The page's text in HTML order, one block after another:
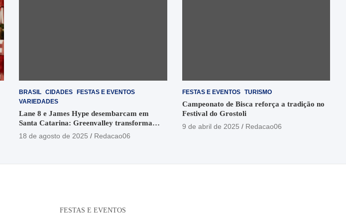
BRASIL CIDADES
FESTAS E EVENTOS
VARIEDADES
Lane 8 e James Hype desembarcam em
Santa Catarina: Greenvalley transforma
setembro e outubro com fusões sonoras e
18 de agosto de 2025 Redacao06
FESTAS E EVENTOS TURISMO
Campeonato de Bisca reforça a tradição no
Festival do Grostoli
9 de abril de 2025
Redacao06
FESTAS E EVENTOS